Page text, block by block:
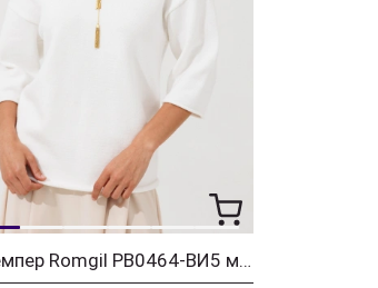
Джемпер Romgil РВ0464-ВИ5 молочный